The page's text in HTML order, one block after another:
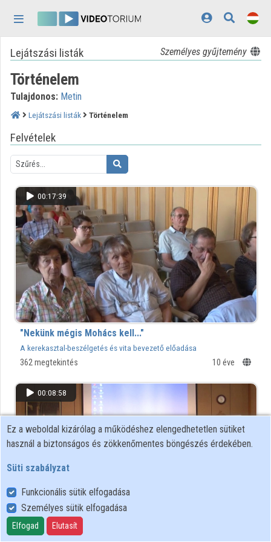
Kezdőlap
Bejelentkezés
Felfedezés
Lejátszási listák
Közreműködők
Megjelenés: világos
Lejátszási listák Személyes gyűjtemény
Történelem
Tulajdonos: Metin
Lejátszási listák Történelem
Felvételek
00:17:39
"Nekünk mégis Mohács kell..."
A kerekasztal-beszélgetés és vita bevezető előadása
362 megtekintés 10 éve
00:08:58
"Nekünk mégis Mohács kell..."
Ez a weboldal kizárólag a működéshez elengedhetetlen sütiket
használ a biztonságos és zökkenőmentes böngészés érdekében.
Süti szabályzat
Funkcionális sütik elfogadása
Személyes sütik elfogadása
Elfogad Elutasít